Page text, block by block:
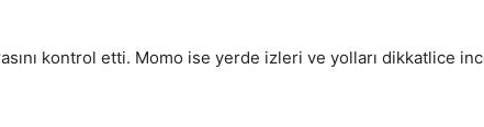
kontrol etti. Momo ise yerde izleri ve yolları dikkatlice